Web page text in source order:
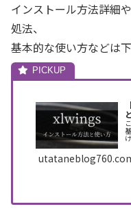
インストール方法詳細
処法、
基本的な使い方などは